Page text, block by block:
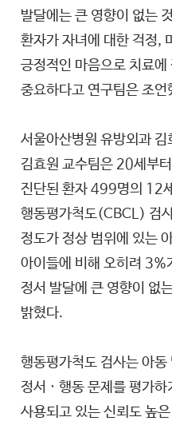
발달에는 큰 영향이 없는
환자가 자녀에 대한 걱정,
긍정적인 마음으로 치료
중요하다고 연구팀은 조언
서울아산병원 유방외과
김효원 교수팀은 20세부
진단된 환자 499명의 12
행동평가척도(CBCL) 검
정도가 정상 범위에 있는
아이들에 비해 오히려 3%
정서 발달에 큰 영향이 없
밝혔다.
행동평가척도 검사는 아동
정서 · 행동 문제를 평가
사용되고 있는 신뢰도 높